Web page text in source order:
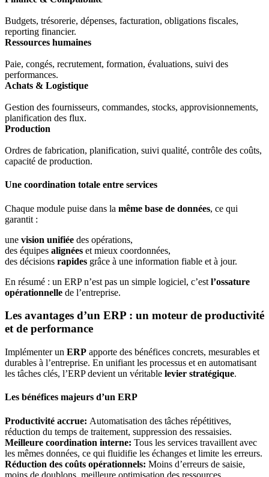
Budgets, trésorerie, dépenses, facturation, obligations fiscales,
reporting financier.
Ressources humaines
Paie, congés, recrutement, formation, évaluations, suivi des
performances.
Achats & Logistique
Gestion des fournisseurs, commandes, stocks, approvisionnements,
planification des flux.
Production
Ordres de fabrication, planification, suivi qualité, contrôle des coûts,
capacité de production.
Une coordination totale entre services
Chaque module puise dans la même base de données, ce qui
garantit :
une vision unifiée des opérations,
des équipes alignées et mieux coordonnées,
des décisions rapides grâce à une information fiable et à jour.
En résumé : un ERP n’est pas un simple logiciel, c’est l’ossature
opérationnelle de l’entreprise.
Les avantages d’un ERP : un moteur de productivité
et de performance
Implémenter un ERP apporte des bénéfices concrets, mesurables et
durables à l’entreprise. En unifiant les processus et en automatisant
les tâches clés, l’ERP devient un véritable levier stratégique.
Les bénéfices majeurs d’un ERP
Productivité accrue: Automatisation des tâches répétitives,
réduction du temps de traitement, suppression des ressaisies.
Meilleure coordination interne: Tous les services travaillent avec
les mêmes données, ce qui fluidifie les échanges et limite les erreurs.
Réduction des coûts opérationnels: Moins d’erreurs de saisie,
moins de doublons, meilleure optimisation des ressources.